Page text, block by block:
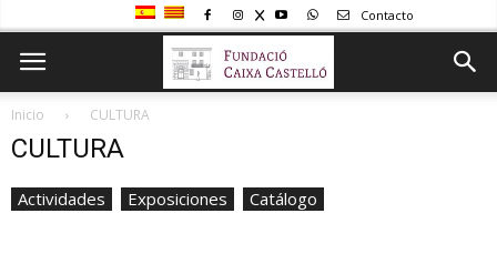
Contacto
Inicio CULTURA
CULTURA
Actividades Exposiciones Catálogo